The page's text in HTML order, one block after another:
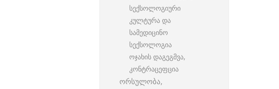
სექსოლოგიური
კულტურა და
სამედიცინო
სექსოლოგია
ოჯახის დაგეგმვა,
კონტრაცეფცია
ორსულობა,